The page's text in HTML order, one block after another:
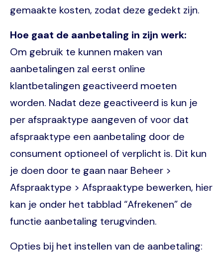
gemaakte kosten, zodat deze gedekt zijn.
Hoe gaat de aanbetaling in zijn werk:
Om gebruik te kunnen maken van
aanbetalingen zal eerst online
klantbetalingen geactiveerd moeten
worden. Nadat deze geactiveerd is kun je
per afspraaktype aangeven of voor dat
afspraaktype een aanbetaling door de
consument optioneel of verplicht is. Dit kun
je doen door te gaan naar Beheer >
Afspraaktype > Afspraaktype bewerken, hier
kan je onder het tabblad “Afrekenen” de
functie aanbetaling terugvinden.
Opties bij het instellen van de aanbetaling: